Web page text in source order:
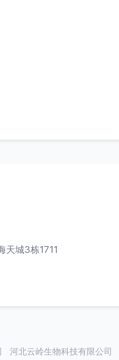
天城3栋1711
河北云岭生物科技有限公司